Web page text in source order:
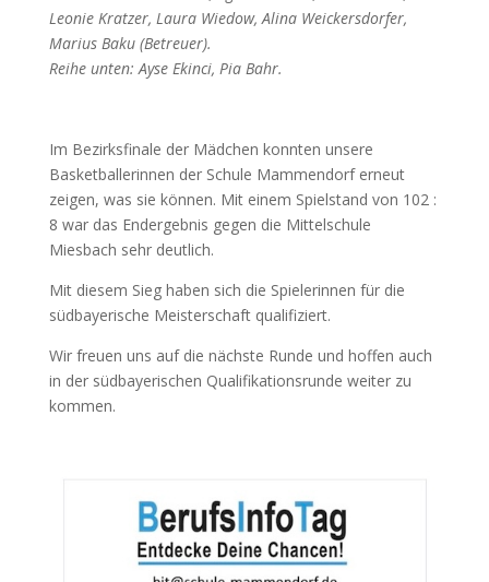
Leonie Kratzer, Laura Wiedow, Alina Weickersdorfer,
Marius Baku (Betreuer).
Reihe unten: Ayse Ekinci, Pia Bahr.
Im Bezirksfinale der Mädchen konnten unsere
Basketballerinnen der Schule Mammendorf erneut
zeigen, was sie können. Mit einem Spielstand von 102 :
8 war das Endergebnis gegen die Mittelschule
Miesbach sehr deutlich.
Mit diesem Sieg haben sich die Spielerinnen für die
südbayerische Meisterschaft qualifiziert.
Wir freuen uns auf die nächste Runde und hoffen auch
in der südbayerischen Qualifikationsrunde weiter zu
kommen.